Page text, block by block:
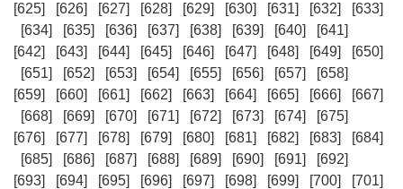
[625]
[626] [627] [628] [629] [630] [631] [632]
[633]
[634]
[635] [636] [637] [638] [639] [640]
[641]
[642]
[643] [644] [645] [646] [647] [648] [649]
[650]
[651]
[652] [653] [654] [655] [656] [657]
[658]
[659]
[660] [661] [662] [663] [664] [665] [666]
[667]
[668]
[669] [670] [671] [672] [673] [674]
[675]
[676]
[677] [678] [679] [680] [681] [682] [683]
[684]
[685]
[686] [687] [688] [689] [690] [691]
[692]
[693]
[694] [695] [696] [697] [698] [699] [700]
[701]